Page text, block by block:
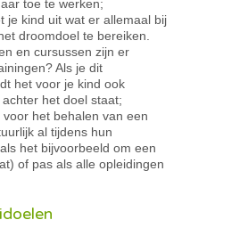
toe te werken;
je kind uit wat er allemaal bij
droomdoel te bereiken.
en cursussen zijn er
Als je dit
het voor je kind ook
het doel staat;
het behalen van een
al tijdens hun
het bijvoorbeeld om een
of pas als alle opleidingen